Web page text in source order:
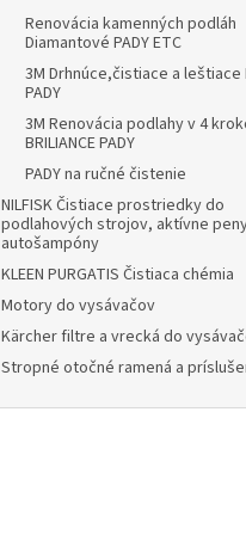
Renovácia kamenných podláh
Diamantové PADY ETC
3M Drhnúce,čistiace a leštiace
PADY
3M Renovácia podlahy v 4
BRILIANCE PADY
PADY na ručné čistenie
NILFISK Čistiace prostriedky do
podlahových strojov, aktívne
autošampóny
KLEEN PURGATIS Čistiaca chémia
Motory do vysávačov
Kärcher filtre a vrecká do
Stropné otočné ramená a